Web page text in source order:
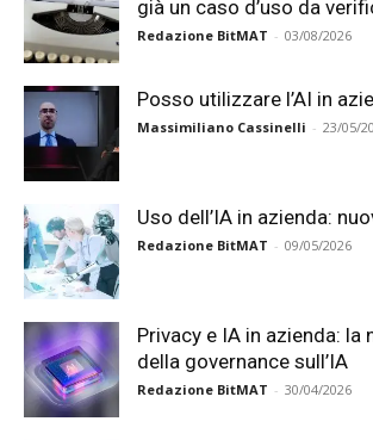
già un caso d’uso da
Redazione BitMAT - 03/08/2026
Posso utilizzare l’AI in
Massimiliano Cassinelli - 23/05/
Uso dell’IA in azienda:
Redazione BitMAT - 09/05/2026
Privacy e IA in azienda: la
della governance sull’IA
Redazione BitMAT - 30/04/2026